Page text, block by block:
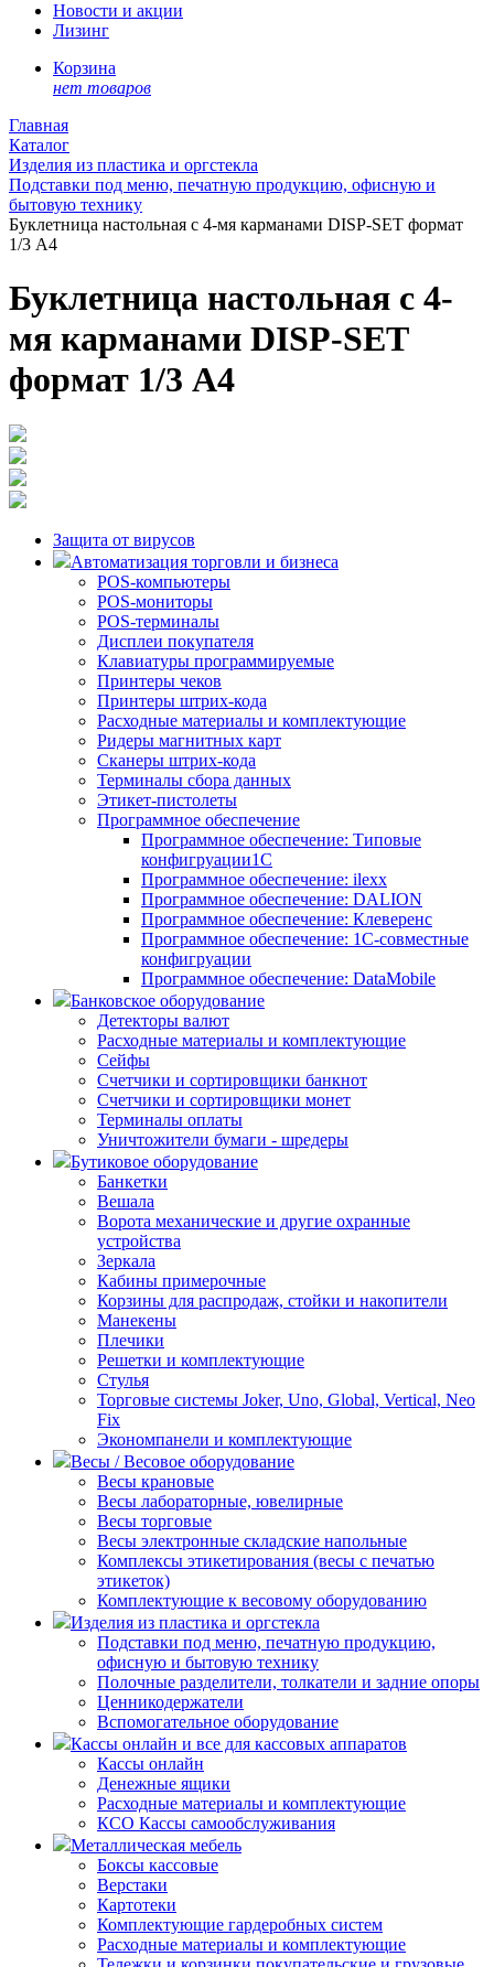
Новости и акции
Лизинг
Корзина
нет товаров
Главная
Каталог
Изделия из пластика и оргстекла
Подставки под меню, печатную продукцию, офисную и
бытовую технику
Буклетница настольная с 4-мя карманами DISP-SET формат
1/3 A4
Буклетница настольная с 4-
мя карманами DISP-SET
формат 1/3 A4
Защита от вирусов
Автоматизация торговли и бизнеса
POS-компьютеры
POS-мониторы
POS-терминалы
Дисплеи покупателя
Клавиатуры программируемые
Принтеры чеков
Принтеры штрих-кода
Расходные материалы и комплектующие
Ридеры магнитных карт
Сканеры штрих-кода
Терминалы сбора данных
Этикет-пистолеты
Программное обеспечение
Программное обеспечение: Типовые
конфигруации1С
Программное обеспечение: ilexx
Программное обеспечение: DALION
Программное обеспечение: Клеверенс
Программное обеспечение: 1С-совместные
конфигруации
Программное обеспечение: DataMobile
Банковское оборудование
Детекторы валют
Расходные материалы и комплектующие
Сейфы
Счетчики и сортировщики банкнот
Счетчики и сортировщики монет
Терминалы оплаты
Уничтожители бумаги - шредеры
Бутиковое оборудование
Банкетки
Вешала
Ворота механические и другие охранные
устройства
Зеркала
Кабины примерочные
Корзины для распродаж, стойки и накопители
Манекены
Плечики
Решетки и комплектующие
Стулья
Торговые системы Joker, Uno, Global, Vertical, Neo
Fix
Экономпанели и комплектующие
Весы / Весовое оборудование
Весы крановые
Весы лабораторные, ювелирные
Весы торговые
Весы электронные складские напольные
Комплексы этикетирования (весы с печатью
этикеток)
Комплектующие к весовому оборудованию
Изделия из пластика и оргстекла
Подставки под меню, печатную продукцию,
офисную и бытовую технику
Полочные разделители, толкатели и задние опоры
Ценникодержатели
Вспомогательное оборудование
Кассы онлайн и все для кассовых аппаратов
Кассы онлайн
Денежные ящики
Расходные материалы и комплектующие
КСО Кассы самообслуживания
Металлическая мебель
Боксы кассовые
Верстаки
Картотеки
Комплектующие гардеробных систем
Расходные материалы и комплектующие